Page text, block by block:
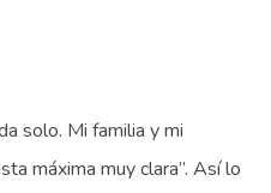
solo. Mi familia y mi
máxima muy clara”. Así lo